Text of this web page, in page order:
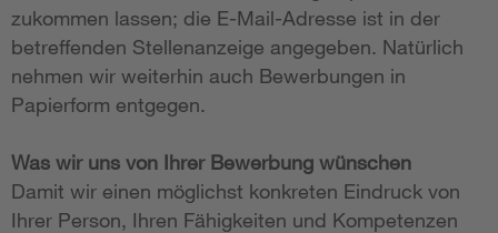
zukommen lassen; die E-Mail-Adresse ist in der
betreffenden Stellenanzeige angegeben. Natürlich
nehmen wir weiterhin auch Bewerbungen in
Papierform entgegen.
Was wir uns von Ihrer Bewerbung wünschen
Damit wir einen möglichst konkreten Eindruck von
Ihrer Person, Ihren Fähigkeiten und Kompetenzen